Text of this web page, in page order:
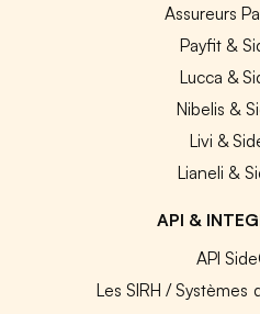
Assureurs
Payfit &
Lucca &
Nibelis &
Livi &
Lianeli &
API &
API
Les SIRH /